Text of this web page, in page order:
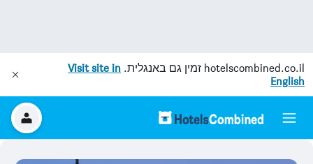
hotelscombined.co.il זמין גם באנגלית. Visit site in
English